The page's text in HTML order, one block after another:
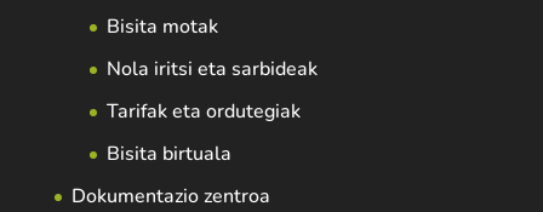
Bisita motak
Nola iritsi eta sarbideak
Tarifak eta ordutegiak
Bisita birtuala
Dokumentazio zentroa